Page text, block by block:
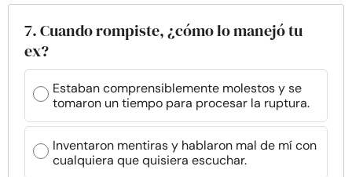
7. Cuando rompiste, ¿cómo lo manejó tu
ex?
Estaban comprensiblemente molestos y se
tomaron un tiempo para procesar la ruptura.
Inventaron mentiras y hablaron mal de mí con
cualquiera que quisiera escuchar.